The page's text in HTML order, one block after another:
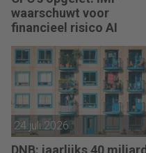
waarschuwt voor
financieel risico AI
24 juli 2026